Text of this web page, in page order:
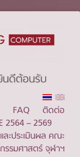
FAQ
ติดต่อ
2564 – 2569
ะประเมินผล คณะ
รรมศาสตร์ จุฬาฯ